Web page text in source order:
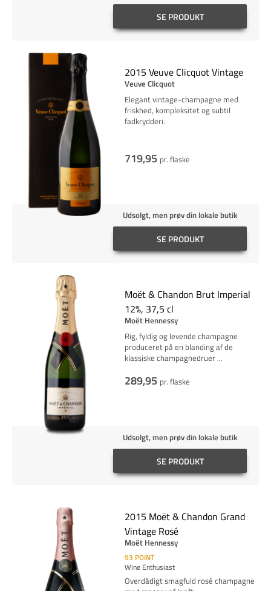
SE PRODUKT
2015 Veuve Clicquot Vintage
Veuve Clicquot
Elegant vintage-champagne med
friskhed, kompleksitet og subtil
fadkrydderi.
719,95 pr. flaske
Udsolgt, men prøv din lokale butik
SE PRODUKT
Moët & Chandon Brut Imperial
12%, 37,5 cl
Moët Hennessy
Rig, fyldig og levende champagne
produceret på en blanding af de
klassiske champagnedruer ...
289,95 pr. flaske
Udsolgt, men prøv din lokale butik
SE PRODUKT
2015 Moët & Chandon Grand
Vintage Rosé
Moët Hennessy
93 POINT
Wine Enthusiast
Overdådigt smagfuld rosé champagne